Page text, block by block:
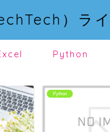
）ラ
Python
Python